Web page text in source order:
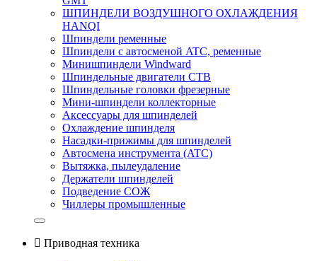
ШПИНДЕЛИ ВОЗДУШНОГО ОХЛАЖДЕНИЯ
HANQI
Шпиндели ременные
Шпиндели с автосменой ATC, ременные
Минишпиндели Windward
Шпиндельные двигатели СТВ
Шпиндельные головки фрезерные
Мини-шпиндели коллекторные
Аксессуары для шпинделей
Охлаждение шпинделя
Насадки-прижимы для шпинделей
Автосмена инструмента (ATC)
Вытяжка, пылеудаление
Держатели шпинделей
Подведение СОЖ
Чиллеры промышленные
 Приводная техника